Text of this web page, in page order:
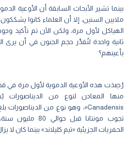
بينما تشير الأبحاث السابقة أن الأوعية
ملايين السنين، إلا أن العلماء كانوا
الهياكل لأول مرة، ولكن الآن تم تأكيد
ثانية واحدة لنُقدِّر حجم الجنون في أن يرى
بأعينهم؟
رُصِدَت هذه الأوعية الدموية لأول مرة
تجوب مونتانا قبل
الحفريات الجزيئية «تيم كليلاند» بينما كان لا